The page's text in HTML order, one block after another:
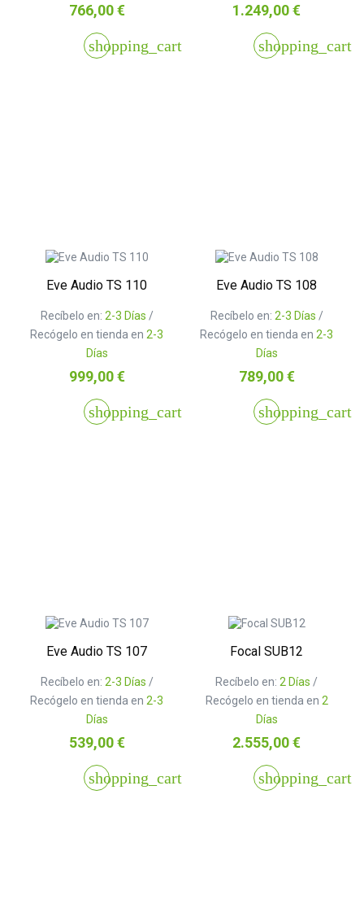
Precio
766,00 €
shopping_cart
Precio
1.249,00 €
shopping_cart
Eve Audio TS 110
Recíbelo en: 2-3 Días /
Recógelo en tienda en 2-3
Días
Precio
999,00 €
shopping_cart
Eve Audio TS 108
Recíbelo en: 2-3 Días /
Recógelo en tienda en 2-3
Días
Precio
789,00 €
shopping_cart
Eve Audio TS 107
Recíbelo en: 2-3 Días /
Recógelo en tienda en 2-3
Días
Precio
539,00 €
shopping_cart
Focal SUB12
Recíbelo en: 2 Días /
Recógelo en tienda en 2
Días
Precio
2.555,00 €
shopping_cart